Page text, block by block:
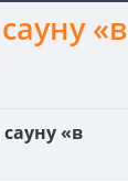
«в
«в